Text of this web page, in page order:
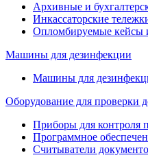
Архивные и
Инкассаторские
Опломбируемые кейсы
Машины для дезинфекции
Машины для
Оборудование для проверки
Приборы для контроля
Программное
Считыватели